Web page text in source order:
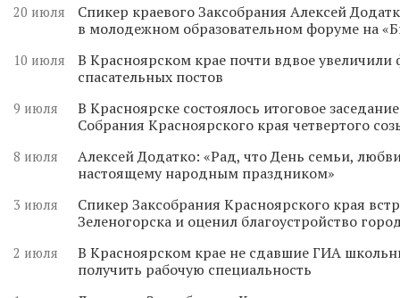
20 июля
Спикер краевого Заксобрания Алексей
в молодежном образовательном форуме на
10 июля
В Красноярском крае почти вдвое
спасательных постов
9 июля
В Красноярске состоялось итоговое
Собрания Красноярского края четвертого
8 июля
Алексей Додатко: «Рад, что День семьи,
настоящему народным праздником»
3 июля
Спикер Заксобрания Красноярского края
Зеленогорска и оценил благоустройство
2 июля
В Красноярском крае не сдавшие ГИА
получить рабочую специальность